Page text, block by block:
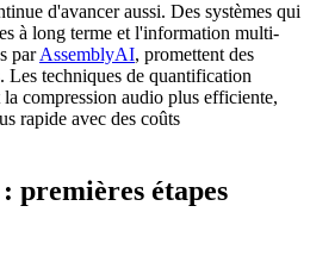
d'avancer aussi. Des systèmes qui
à long terme et l'information multi-
parAssemblyAI, promettent des
Les techniques de quantification
compression audio plus efficiente,
rapide avec des coûts
premières étapes